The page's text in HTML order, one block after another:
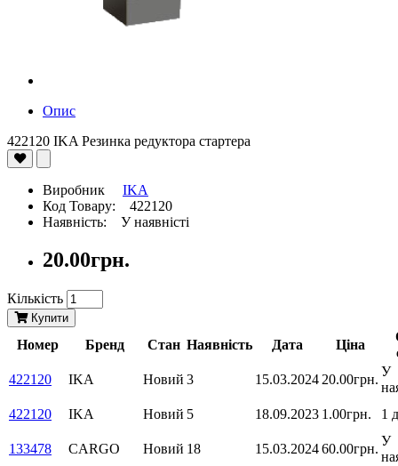
Опис
422120 IKA Резинка редуктора стартера
Виробник IKA
Код Товару: 422120
Наявність: У наявністі
20.00грн.
Кількість
Купити
Номер Бренд Стан Наявність Дата Ціна
422120
IKA Новий 3 15.03.2024 20.00грн.
У
422120
IKA Новий 5 18.09.2023 1.00грн. 1
133478 CARGO Новий 18 15.03.202460.00грн.
У